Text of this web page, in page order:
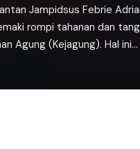
Jampidsus Febrie
rompi tahanan dan
Agung (Kejagung). Hal ini…